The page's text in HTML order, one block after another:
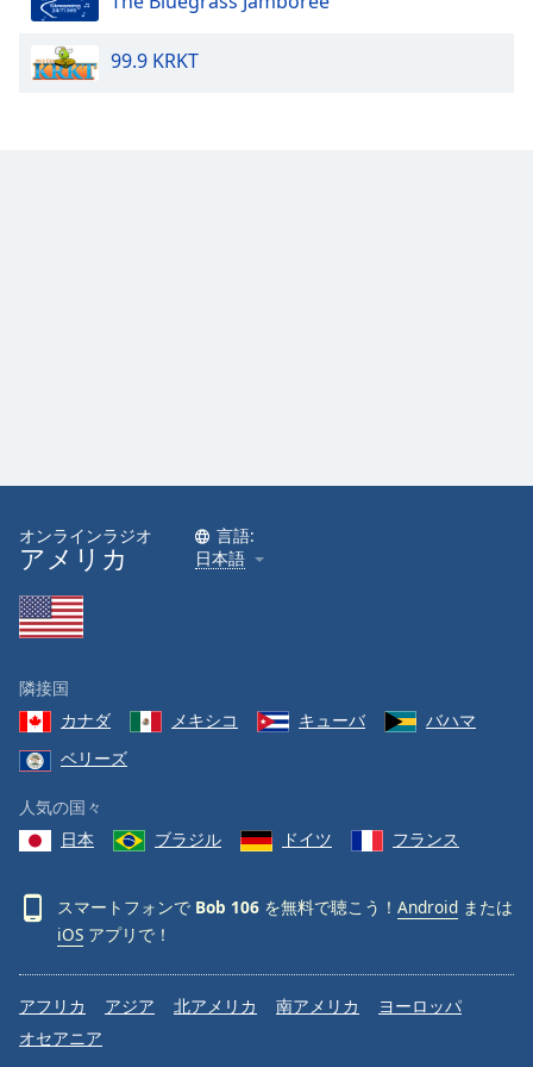
Opacity
Font
Family
Done
Close
Dialog
dialog
99.9 KRKT
オンラインラジオ
アメリカ
言語:
日本語
隣接国
カナダ
メキシコ キューバ
バハマ
ベリーズ
人気の国々
日本
ブラジル ドイツ フランス
スマートフォンで Bob 106 を無料で聴こう！ Android または
iOS アプリで！
アフリカ アジア 北アメリカ 南アメリカ
ヨーロッパ
オセアニア